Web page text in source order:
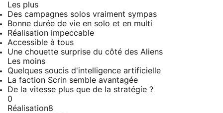
Les plus
Des campagnes solos vraiment sympas
Bonne durée de vie en solo et en multi
Réalisation impeccable
Accessible à tous
Une chouette surprise du côté des Aliens
Les moins
Quelques soucis d'intelligence artificielle
La faction Scrin semble avantagée
De la vitesse plus que de la stratégie ?
0
Réalisation8